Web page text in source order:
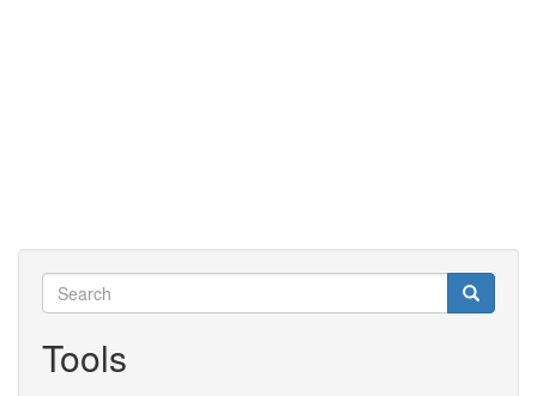
Search
Search Search
Tools